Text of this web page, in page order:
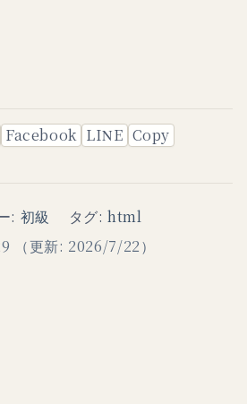
Facebook LINE Copy
: 初級 タグ:html
（更新: 2026/7/22）